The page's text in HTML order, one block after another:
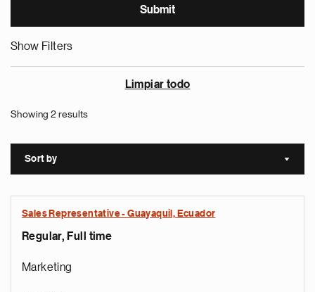
Show Filters
Limpiar todo
Showing 2 results
Sort by Sort
Sales Representative - Guayaquil, Ecuador
Regular, Full time
Marketing